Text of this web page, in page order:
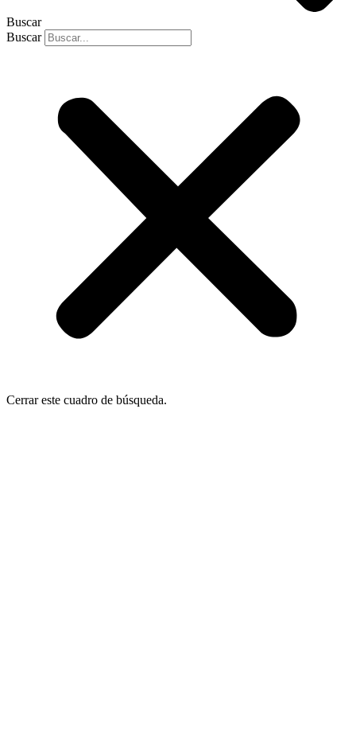
Buscar
Buscar
Cerrar este cuadro de búsqueda.